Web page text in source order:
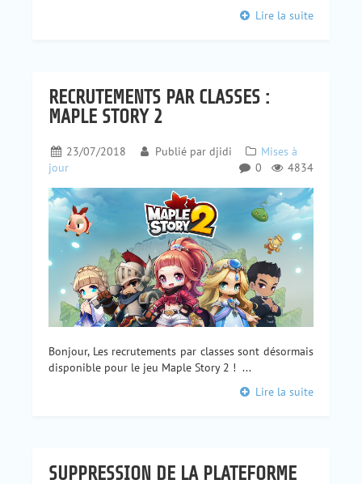
Lire la suite
RECRUTEMENTS PAR CLASSES :
MAPLE STORY 2
23/07/2018 Publié par djidi
Mises à
jour
4834
0
Bonjour, Les recrutements par classes sont désormais
disponible pour le jeu Maple Story 2 ! ...
Lire la suite
SUPPRESSION DE LA PLATEFORME